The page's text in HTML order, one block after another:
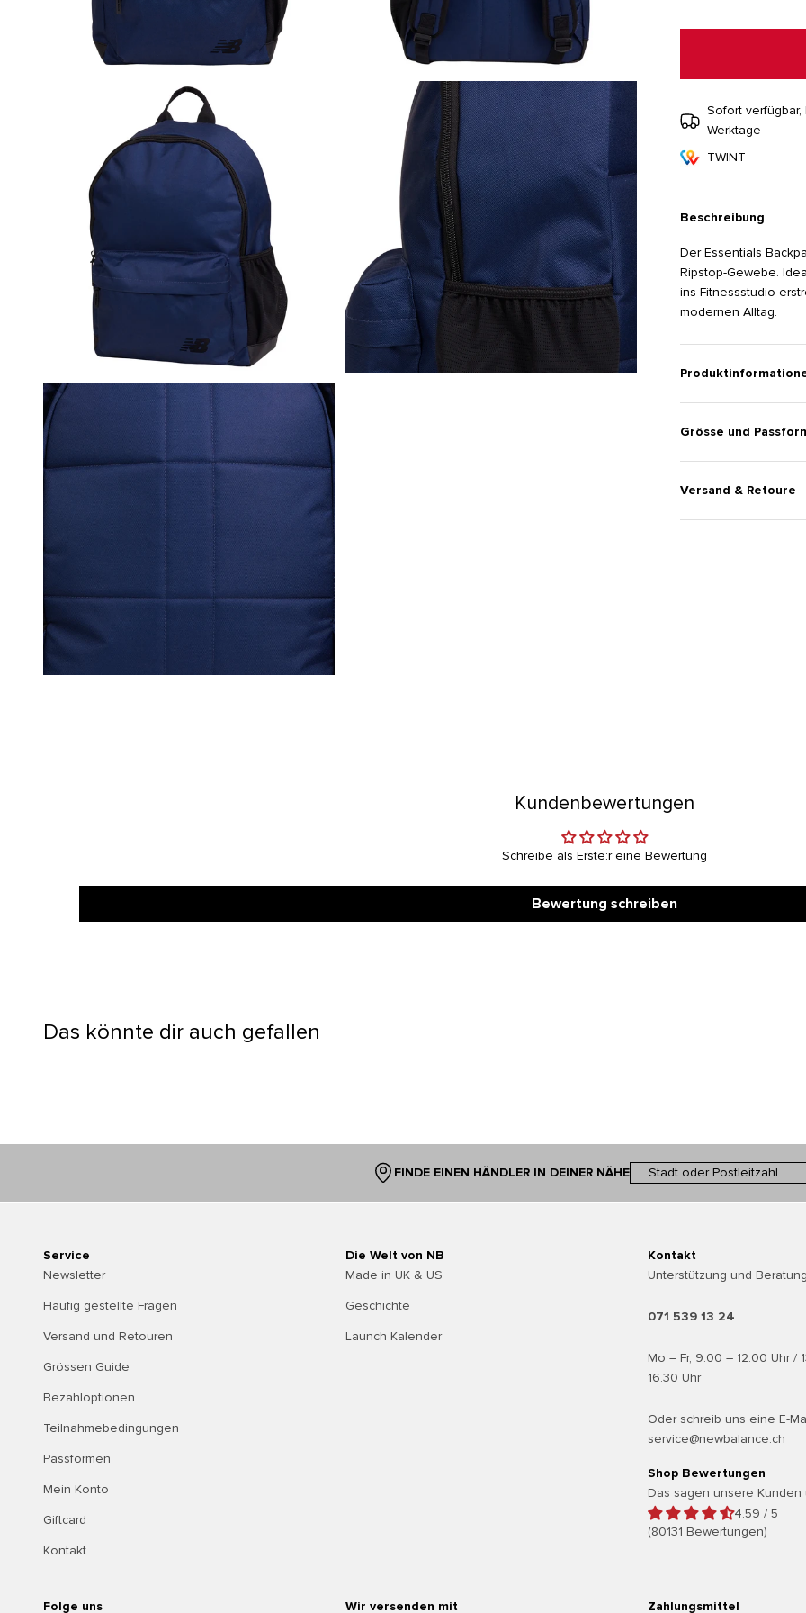
Sofort verfügbar,
Werktage
TWINT
Beschreibung
Der Essentials
Ripstop-Gewebe.
ins Fitnessstudio
modernen Alltag.
Grösse und
Versand & Retoure
Kundenbewertungen
Schreibe als Erste:r eine Bewertung
Bewertung schreiben
Das könnte dir auch gefallen
FINDE EINEN HÄNDLER IN DEINER NÄHE
Service
Newsletter
Häufig gestellte Fragen
Versand und Retouren
Grössen Guide
Bezahloptionen
Teilnahmebedingungen
Passformen
Mein Konto
Giftcard
Kontakt
Die Welt von NB
Made in UK & US
Geschichte
Launch Kalender
Kontakt
Unterstützung und
071 539 13 24
Mo – Fr, 9.00 – 12.00 Uhr /
16.30 Uhr
Oder schreib uns eine E-
service@newbalance.ch
Shop Bewertungen
Das sagen unsere Kunden
4.59 / 5
(80131 Bewertungen)
Folge uns Wir versenden mit Zahlungsmittel